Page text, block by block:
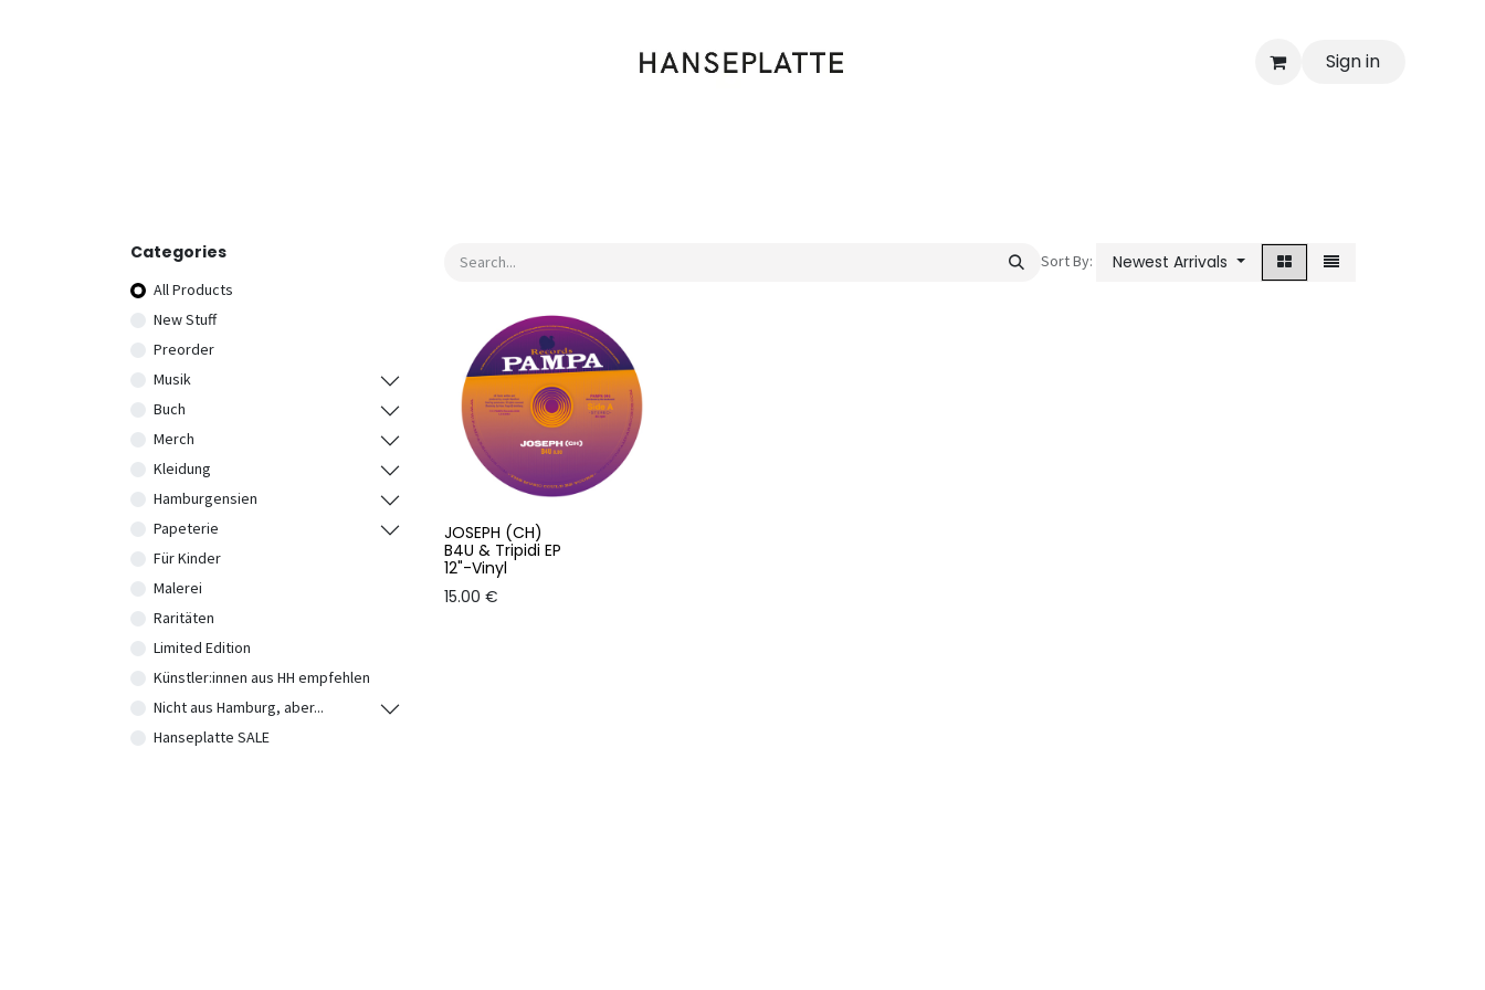
Sign in
Categories
All Products
New Stuff
Preorder
Musik
Buch
Merch
Kleidung
Hamburgensien
Papeterie
Für Kinder
Malerei
Raritäten
Limited Edition
Künstler:innen aus HH empfehlen
Nicht aus Hamburg, aber...
Hanseplatte SALE
Sort By: Newest Arrivals
JOSEPH (CH)
B4U & Tripidi EP
12"-Vinyl
15.00 €